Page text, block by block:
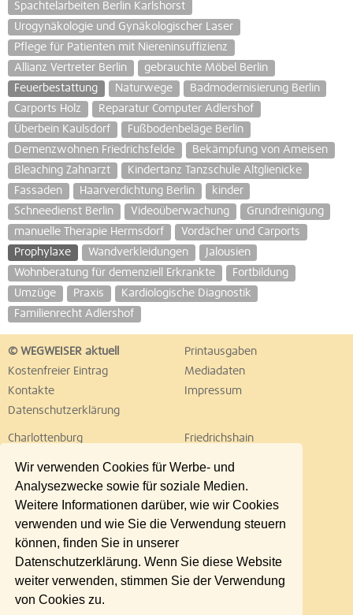
Wir verwenden Cookies für Werbe- und
Analysezwecke sowie für soziale Medien.
Weitere Informationen darüber, wie wir Cookies
verwenden und wie Sie die Verwendung steuern
können, finden Sie in unserer
Datenschutzerklärung. Wenn Sie diese Website
weiter verwenden, stimmen Sie der Verwendung
von Cookies zu.
Spachtelarbeiten Berlin Karlshorst
Urogynäkologie und Gynäkologischer Laser
Pflege für Patienten mit Niereninsuffizienz
Allianz Vertreter Berlin
gebrauchte Möbel Berlin
Feuerbestattung
Naturwege
Badmodernisierung Berlin
Carports Holz
Reparatur Computer Adlershof
Überbein Kaulsdorf
Fußbodenbeläge Berlin
Demenzwohnen Friedrichsfelde
Bekämpfung von Ameisen
Bleaching Zahnarzt
Kindertanz Tanzschule Altglienicke
Fassaden
Haarverdichtung Berlin
kinder
Schneedienst Berlin
Videoüberwachung
Grundreinigung
manuelle Therapie Hermsdorf
Vordächer und Carports
Prophylaxe
Wandverkleidungen
Jalousien
Wohnberatung für demenziell Erkrankte
Fortbildung
Umzüge
Praxis
Kardiologische Diagnostik
Familienrecht Adlershof
© WEGWEISER aktuell
Printausgaben
Kostenfreier Eintrag
Mediadaten
Kontakte
Impressum
Datenschutzerklärung
Charlottenburg
Friedrichshain
Lichtenberg
Marzahn
Neukölln
Pankow
Reinickendorf
Schöneberg
Spandau
Steglitz
Tempelhof